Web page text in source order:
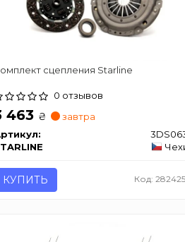
сцепления Starline
0 отзывов
463 ₴
завтра
КУПИТЬ Код: